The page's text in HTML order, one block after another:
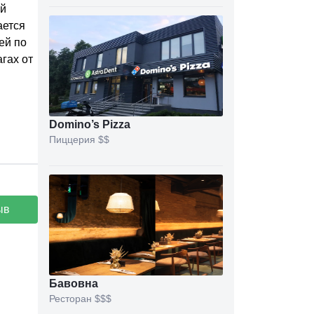
по
от
Domino’s Pizza
Пиццерия $$
Бавовна
Ресторан $$$